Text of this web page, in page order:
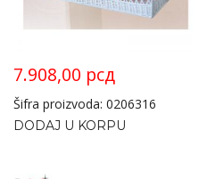
7.908,00 рсд
Šifra proizvoda: 0206316
DODAJ U KORPU